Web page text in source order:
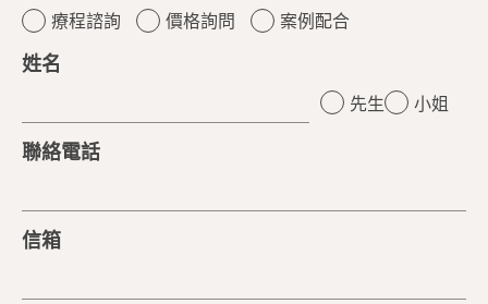
療程諮詢 價格詢問 案例配合
姓名
先生 小姐
聯絡電話
信箱